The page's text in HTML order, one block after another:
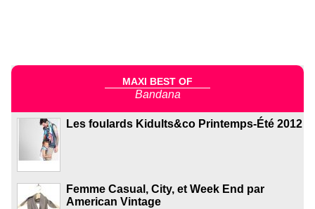
MAXI BEST OF
Bandana
Les foulards Kidults&co Printemps-Été 2012
Femme Casual, City, et Week End par
American Vintage